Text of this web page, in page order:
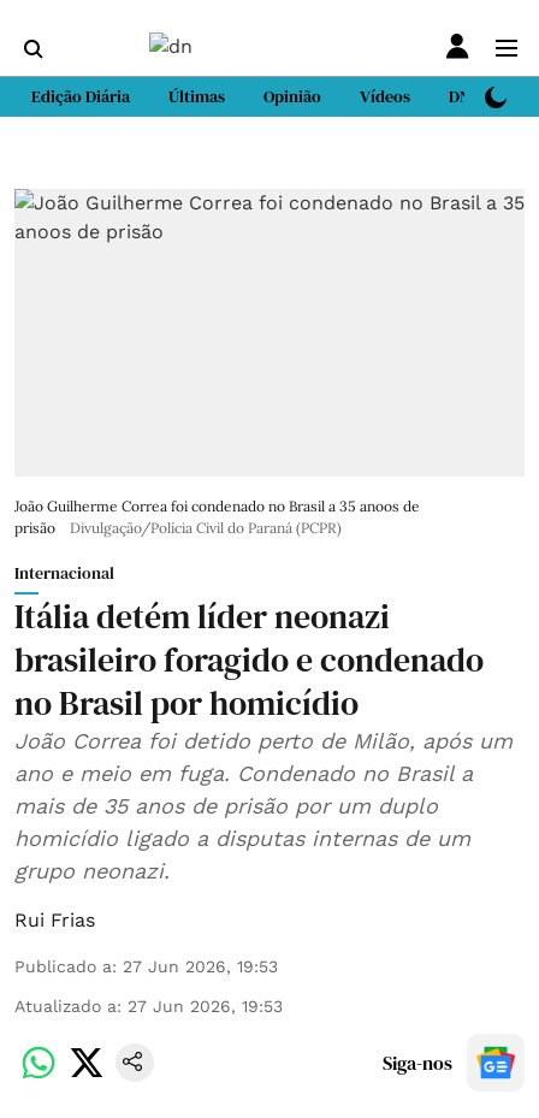
Edição Diária Últimas Opinião Vídeos DN Sport
João Guilherme Correa foi condenado no Brasil a 35 anoos de
prisão
Divulgação/Polícia Civil do Paraná (PCPR)
Internacional
Itália detém líder neonazi
brasileiro foragido e condenado
no Brasil por homicídio
João Correa foi detido perto de Milão, após um
ano e meio em fuga. Condenado no Brasil a
mais de 35 anos de prisão por um duplo
homicídio ligado a disputas internas de um
grupo neonazi.
Rui Frias
Publicado a: 27 Jun 2026, 19:53
Atualizado a: 27 Jun 2026, 19:53
Siga-nos